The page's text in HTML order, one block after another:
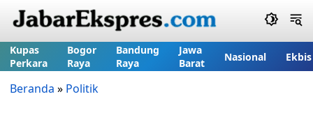
Kupas
Perkara
Bogor
Raya
Bandung
Raya
Jawa
Barat
Nasional Ekbis
Beranda » Politik